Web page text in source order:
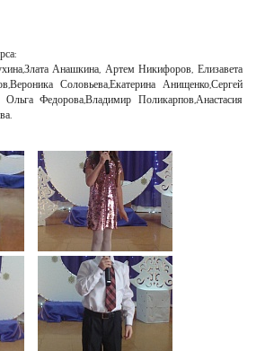
Анашкина, Артем Никифоров, Елизавета
Соловьева,Екатерина Анищенко,Сергей
Ольга Федорова,Владимир Поликарпов,Анастасия